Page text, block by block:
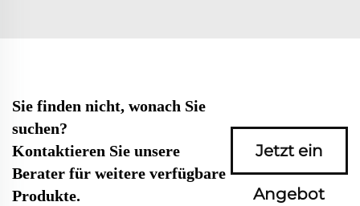
Sie finden nicht, wonach Sie
suchen?
Kontaktieren Sie unsere
Berater für weitere verfügbare
Produkte.
Jetzt ein
Angebot